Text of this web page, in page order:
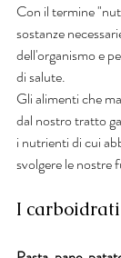
Con il termine
sostanze
dell'organismo e
di salute.
Gli alimenti che
dal nostro tratto
i nutrienti di cui
svolgere le nostre
I carboidrati